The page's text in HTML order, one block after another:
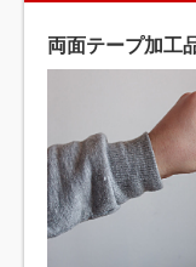
両面テープ加工